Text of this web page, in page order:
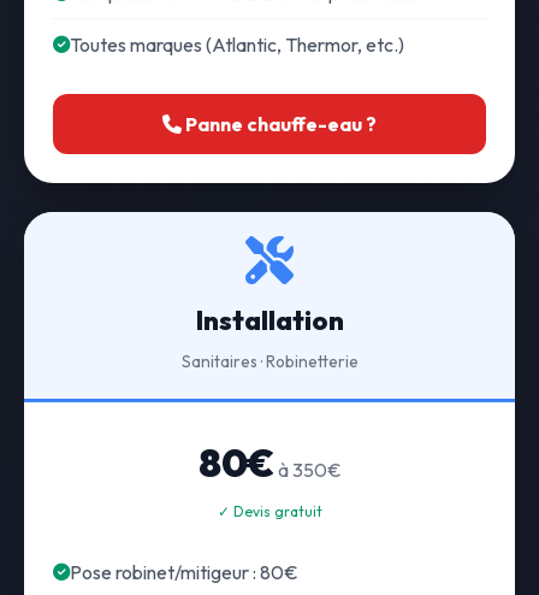
Toutes marques (Atlantic, Thermor, etc.)
Panne chauffe-eau ?
Installation
Sanitaires · Robinetterie
80€ à 350€
✓ Devis gratuit
Pose robinet/mitigeur : 80€